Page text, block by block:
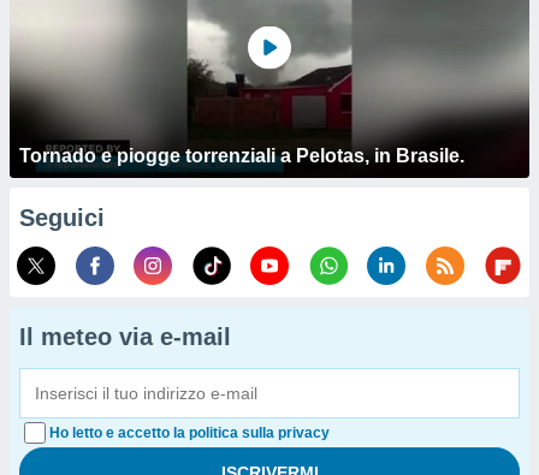
Tornado e piogge torrenziali a Pelotas, in Brasile.
Seguici
Il meteo via e-mail
Ho letto e accetto la politica sulla privacy